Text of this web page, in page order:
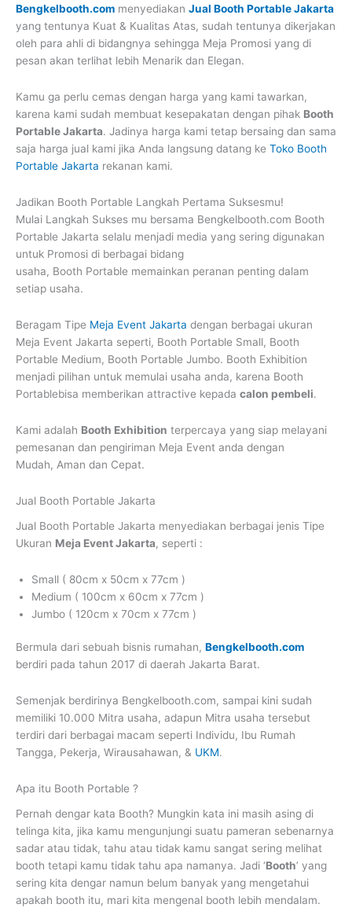
Bengkelbooth.com menyediakan Jual Booth Portable Jakarta
yang tentunya Kuat & Kualitas Atas, sudah tentunya dikerjakan
oleh para ahli di bidangnya sehingga Meja Promosi yang di
pesan akan terlihat lebih Menarik dan Elegan.
Kamu ga perlu cemas dengan harga yang kami tawarkan,
karena kami sudah membuat kesepakatan dengan pihak Booth
Portable Jakarta. Jadinya harga kami tetap bersaing dan sama
saja harga jual kami jika Anda langsung datang ke Toko Booth
Portable Jakarta rekanan kami.
Jadikan Booth Portable Langkah Pertama Suksesmu!
Mulai Langkah Sukses mu bersama Bengkelbooth.com Booth
Portable Jakarta selalu menjadi media yang sering digunakan
untuk Promosi di berbagai bidang
usaha, Booth Portable memainkan peranan penting dalam
setiap usaha.
Beragam Tipe Meja Event Jakarta dengan berbagai ukuran
Meja Event Jakarta seperti, Booth Portable Small, Booth
Portable Medium, Booth Portable Jumbo. Booth Exhibition
menjadi pilihan untuk memulai usaha anda, karena Booth
Portablebisa memberikan attractive kepada calon pembeli.
Kami adalah Booth Exhibition terpercaya yang siap melayani
pemesanan dan pengiriman Meja Event anda dengan
Mudah, Aman dan Cepat.
Jual Booth Portable Jakarta
Jual Booth Portable Jakarta menyediakan berbagai jenis Tipe
Ukuran Meja Event Jakarta, seperti :
Small ( 80cm x 50cm x 77cm )
Medium ( 100cm x 60cm x 77cm )
Jumbo ( 120cm x 70cm x 77cm )
Bermula dari sebuah bisnis rumahan, Bengkelbooth.com
berdiri pada tahun 2017 di daerah Jakarta Barat.
Semenjak berdirinya Bengkelbooth.com, sampai kini sudah
memiliki 10.000 Mitra usaha, adapun Mitra usaha tersebut
terdiri dari berbagai macam seperti Individu, Ibu Rumah
Tangga, Pekerja, Wirausahawan, & UKM.
Apa itu Booth Portable ?
Pernah dengar kata Booth? Mungkin kata ini masih asing di
telinga kita, jika kamu mengunjungi suatu pameran sebenarnya
sadar atau tidak, tahu atau tidak kamu sangat sering melihat
booth tetapi kamu tidak tahu apa namanya. Jadi ‘Booth’ yang
sering kita dengar namun belum banyak yang mengetahui
apakah booth itu, mari kita mengenal booth lebih mendalam.